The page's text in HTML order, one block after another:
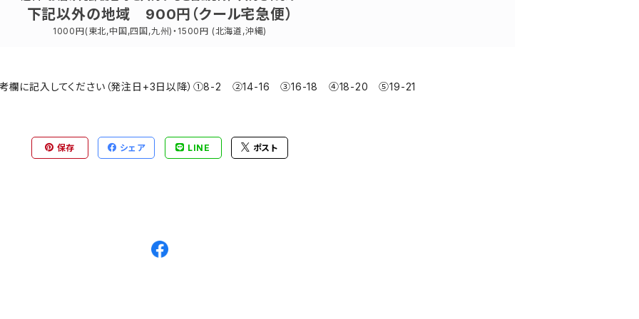
下記以外の地域 900円（クール宅急便）
1000円(東北,中国,四国,九州)・1500円 (北海道,沖縄)
欄に記入してください（発注日+3日以降）①8-2 ②14-16 ③16-18 ④18-20 ⑤19-21
保存 シェア LINE ポスト